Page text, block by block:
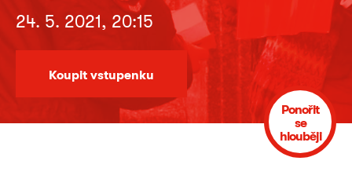
24. 5. 2021, 20:15
Koupit vstupenku
Ponořit
se
hlouběji